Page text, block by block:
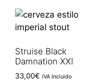
Struise Black
Damnation XXI
33,00€ IVA Incluido